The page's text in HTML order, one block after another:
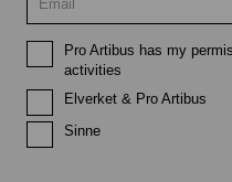
Pro Artibus has my
activities
Elverket & Pro Artibus
Sinne